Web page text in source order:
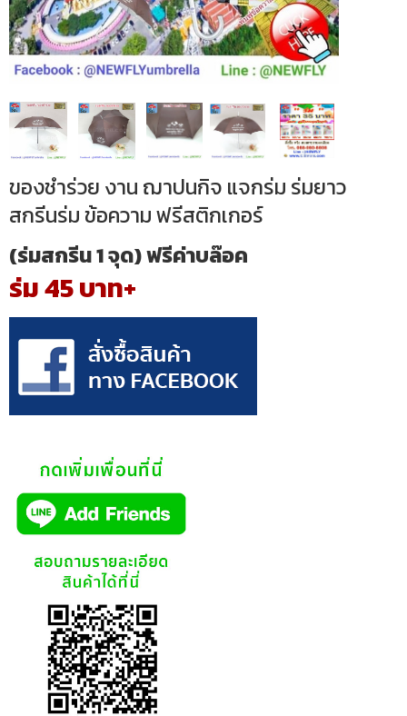
ของชำร่วย งาน ฌาปนกิจ แจกร่ม ร่มยาว
สกรีนร่ม ข้อความ ฟรีสติกเกอร์
(ร่มสกรีน 1 จุด) ฟรีค่าบล๊อค
ร่ม 45 บาท+